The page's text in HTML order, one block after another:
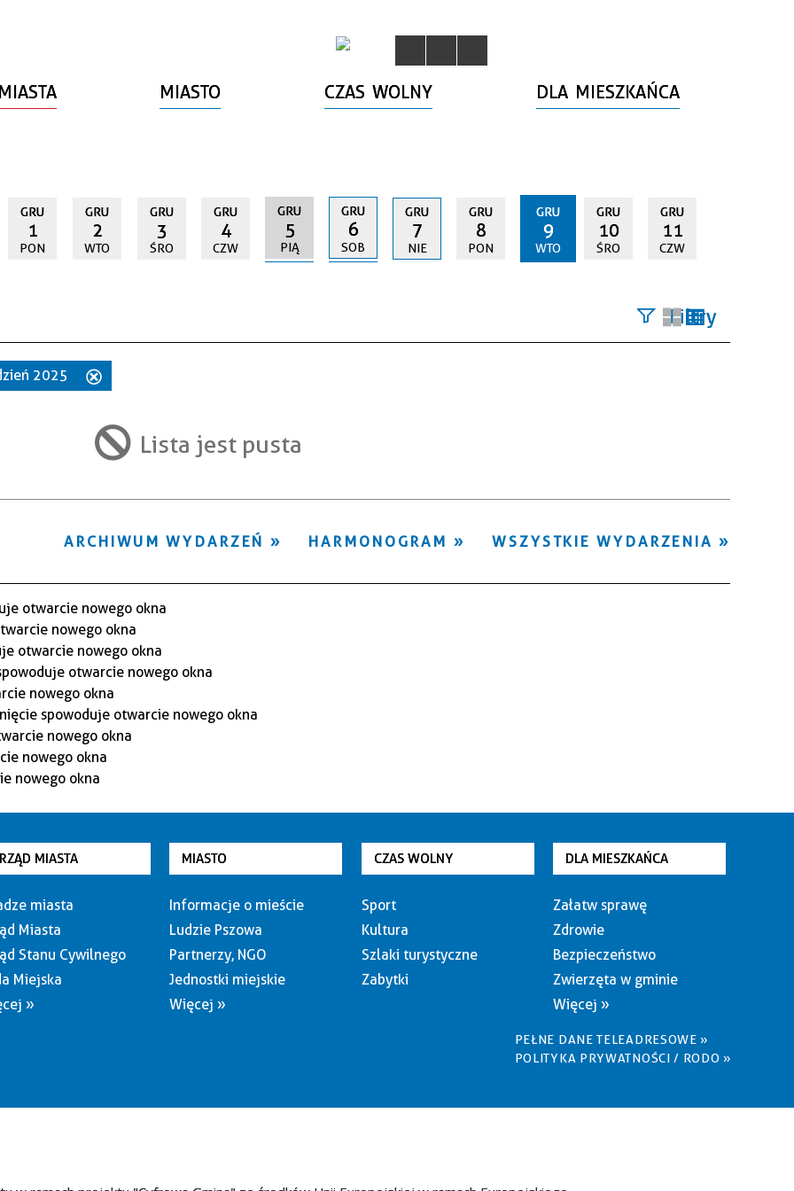
MIASTO CZAS WOLNY DLA MIESZKAŃCA
GRU
1
PON
GRU
2
WTO
GRU
3
ŚRO
GRU
4
CZW
GRU
5
PIĄ
GRU
6
SOB
GRU
7
NIE
GRU
8
PON
GRU
9
WTO
GRU
10
ŚRO
GRU
11
CZW
Filtry
Miejsce
2025
filtr
Lista jest pusta
WSZYSTKIE WYDARZENIA
HARMONOGRAM
ARCHIWUM WYDARZEŃ
MIASTA
miasta
Miasta
Stanu Cywilnego
Miejska
»
MIASTO
Informacje o mieście
Ludzie Pszowa
Partnerzy, NGO
Jednostki miejskie
Więcej »
CZAS WOLNY
Sport
Kultura
Szlaki turystyczne
Zabytki
DLA MIESZKAŃCA
Załatw sprawę
Zdrowie
Bezpieczeństwo
Zwierzęta w gminie
Więcej »
PEŁNE DANE TELEADRESOWE »
POLITYKA PRYWATNOŚCI / RODO »